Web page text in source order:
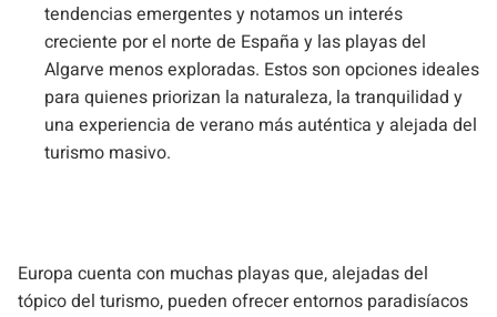
tendencias emergentes y notamos un interés
creciente por el norte de España y las playas del
Algarve menos exploradas. Estos son opciones ideales
para quienes priorizan la naturaleza, la tranquilidad y
una experiencia de verano más auténtica y alejada del
turismo masivo.
Europa cuenta con muchas playas que, alejadas del
tópico del turismo, pueden ofrecer entornos paradisíacos